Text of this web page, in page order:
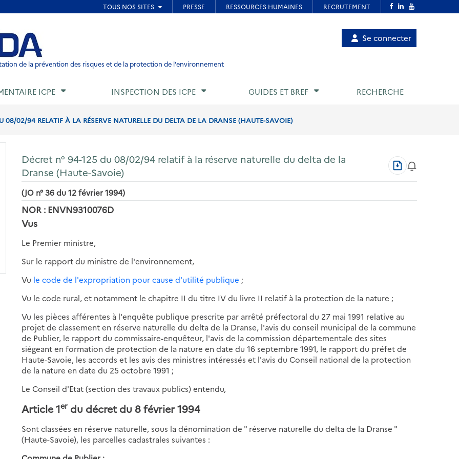
de page
de la prévention des risques et de la protection de l'environnement
Menu
utilisateur
Se connecter
ICPE INSPECTION DES ICPE GUIDES ET BREF RECHERCHE
08/02/94 RELATIF À LA RÉSERVE NATURELLE DU DELTA DE LA DRANSE (HAUTE-SAVOIE)
Décret n° 94-125 du 08/02/94 relatif à la réserve naturelle du delta de la
Dranse (Haute-Savoie)
Télécharger
au
format
(JO n° 36 du 12 février 1994)
NOR : ENVN9310076D
Vus
Le Premier ministre,
Sur le rapport du ministre de l'environnement,
Vu le code de l'expropriation pour cause d'utilité publique ;
Vu le code rural, et notamment le chapitre II du titre IV du livre II relatif à la protection de la nature ;
Vu les pièces afférentes à l'enquête publique prescrite par arrêté préfectoral du 27 mai 1991 relative au
projet de classement en réserve naturelle du delta de la Dranse, l'avis du conseil municipal de la commune
de Publier, le rapport du commissaire-enquêteur, l'avis de la commission départementale des sites
siégeant en formation de protection de la nature en date du 16 septembre 1991, le rapport du préfet de
Haute-Savoie, les accords et les avis des ministres intéressés et l'avis du Conseil national de la protection
de la nature en date du 25 octobre 1991 ;
Le Conseil d'Etat (section des travaux publics) entendu,
Article 1er du décret du 8 février 1994
Sont classées en réserve naturelle, sous la dénomination de " réserve naturelle du delta de la Dranse "
(Haute-Savoie), les parcelles cadastrales suivantes :